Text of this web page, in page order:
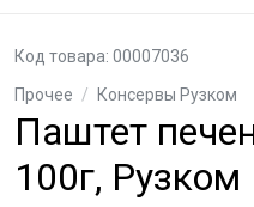
Прочее / Консервы Рузком
Паштет
100г, Рузком
Код товара: 00007036